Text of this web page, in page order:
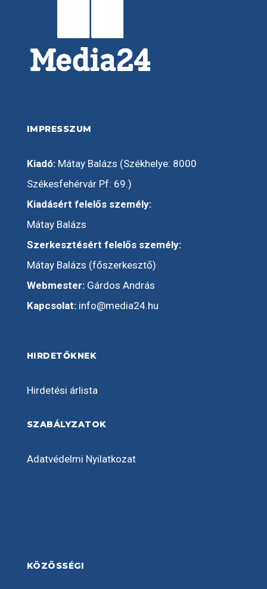
IMPRESSZUM
Kiadó:Mátay Balázs (Székhelye: 8000
Székesfehérvár Pf: 69.)
Kiadásért felelős személy:
Mátay Balázs
Szerkesztésért felelős személy:
Mátay Balázs (főszerkesztő)
Webmester:Gárdos András
Kapcsolat: info@media24.hu
HIRDETŐKNEK
Hirdetési árlista
SZABÁLYZATOK
Adatvédelmi Nyilatkozat
KÖZÖSSÉGI